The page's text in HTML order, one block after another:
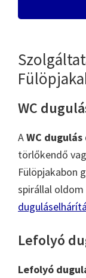
WC
AWC dugulás
törlőkendő
Fülöpjakabon
spirállal
Lefolyó
Lefolyó